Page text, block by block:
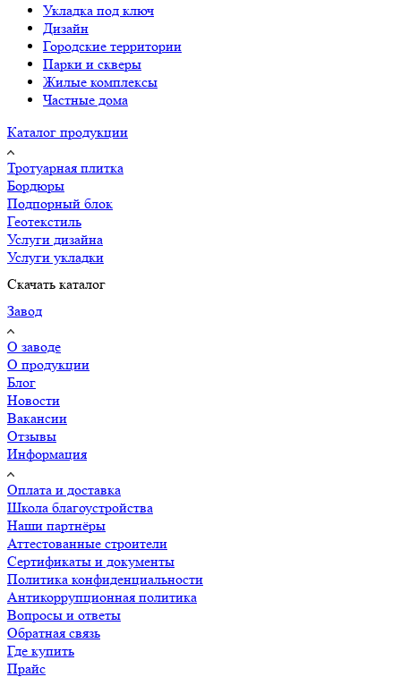
Укладка под ключ
Дизайн
Городские территории
Парки и скверы
Жилые комплексы
Частные дома
Каталог продукции
Тротуарная плитка
Бордюры
Подпорный блок
Геотекстиль
Услуги дизайна
Услуги укладки
Скачать каталог
Завод
О заводе
О продукции
Блог
Новости
Вакансии
Отзывы
Информация
Оплата и доставка
Школа благоустройства
Наши партнёры
Аттестованные строители
Сертификаты и документы
Политика конфиденциальности
Антикоррупционная политика
Вопросы и ответы
Обратная связь
Где купить
Прайс